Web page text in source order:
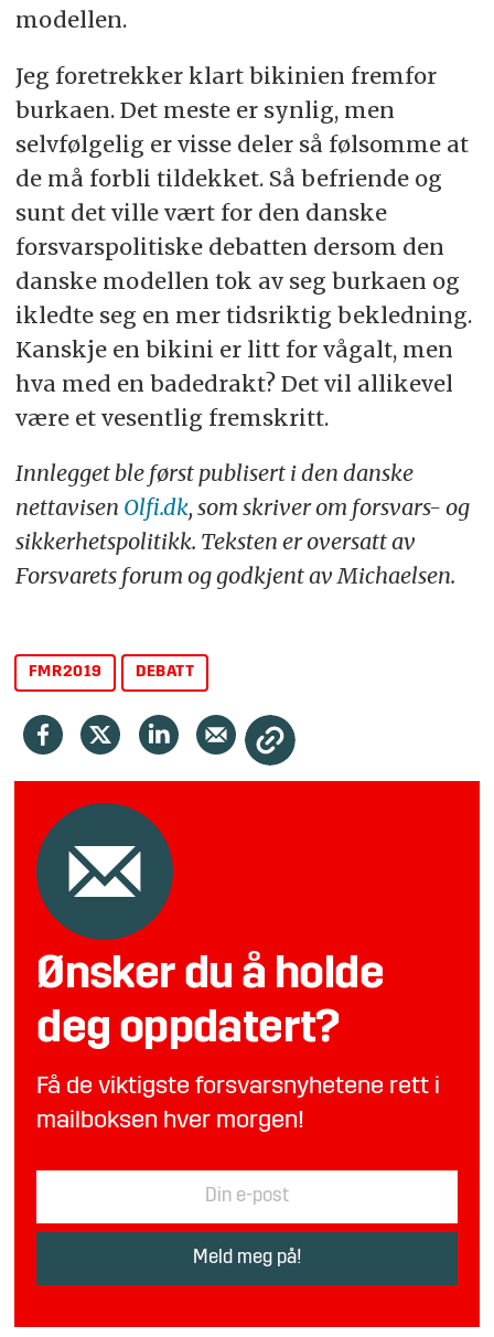
modellen.
Jeg foretrekker klart bikinien fremfor
burkaen. Det meste er synlig, men
selvfølgelig er visse deler så følsomme at
de må forbli tildekket. Så befriende og
sunt det ville vært for den danske
forsvarspolitiske debatten dersom den
danske modellen tok av seg burkaen og
ikledte seg en mer tidsriktig bekledning.
Kanskje en bikini er litt for vågalt, men
hva med en badedrakt? Det vil allikevel
være et vesentlig fremskritt.
Innlegget ble først publisert i den danske
nettavisen Olfi.dk, som skriver om forsvars- og
sikkerhetspolitikk. Teksten er oversatt av
Forsvarets forum og godkjent av Michaelsen.
FMR2019 DEBATT
Ønsker du å holde
deg oppdatert?
Få de viktigste forsvarsnyhetene rett i
mailboksen hver morgen!